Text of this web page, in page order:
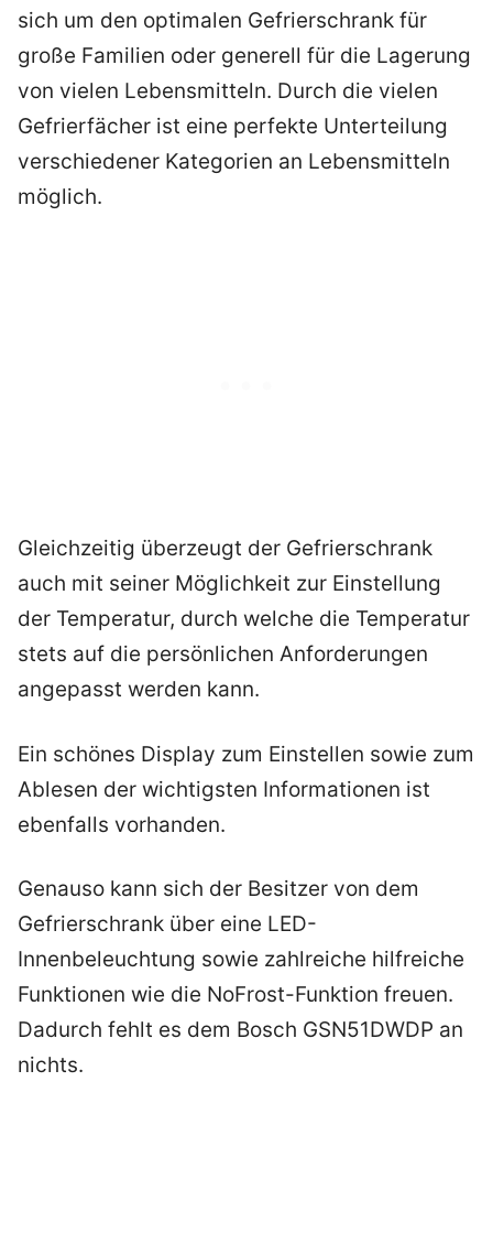
sich um den optimalen Gefrierschrank für
große Familien oder generell für die Lagerung
von vielen Lebensmitteln. Durch die vielen
Gefrierfächer ist eine perfekte Unterteilung
verschiedener Kategorien an Lebensmitteln
möglich.
Gleichzeitig überzeugt der Gefrierschrank
auch mit seiner Möglichkeit zur Einstellung
der Temperatur, durch welche die Temperatur
stets auf die persönlichen Anforderungen
angepasst werden kann.
Ein schönes Display zum Einstellen sowie zum
Ablesen der wichtigsten Informationen ist
ebenfalls vorhanden.
Genauso kann sich der Besitzer von dem
Gefrierschrank über eine LED-
Innenbeleuchtung sowie zahlreiche hilfreiche
Funktionen wie die NoFrost-Funktion freuen.
Dadurch fehlt es dem Bosch GSN51DWDP an
nichts.